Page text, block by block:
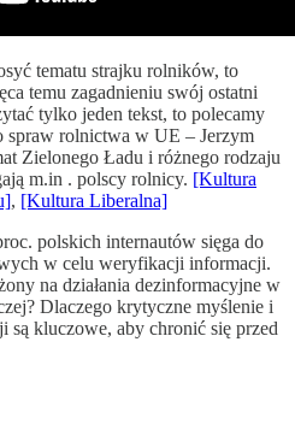
tematu strajku rolników, to
temu zagadnieniu swój ostatni
tylko jeden tekst, to polecamy
spraw rolnictwa w UE – Jerzym
Zielonego Ładu i różnego rodzaju
m.in . polscy rolnicy. [Kultura
, [Kultura Liberalna]
polskich internautów sięga do
w celu weryfikacji informacji.
na działania dezinformacyjne w
Dlaczego krytyczne myślenie i
są kluczowe, aby chronić się przed